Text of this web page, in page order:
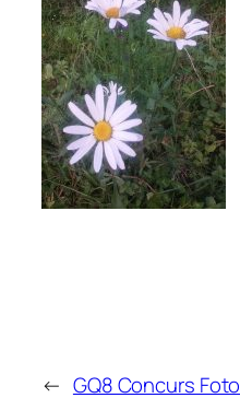
← GQ8 Concurs Foto